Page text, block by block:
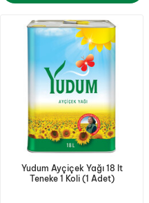
Yudum Ayçiçek Yağı 18 lt
Teneke 1 Koli (1 Adet)